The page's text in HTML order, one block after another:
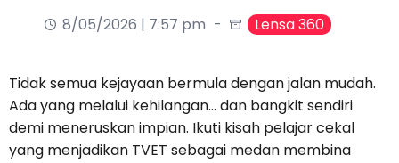
8/05/2026 | 7:57 pm
Lensa 360
Tidak semua kejayaan bermula dengan jalan mudah.
Ada yang melalui kehilangan… dan bangkit sendiri
demi meneruskan impian. Ikuti kisah pelajar cekal
yang menjadikan TVET sebagai medan membina